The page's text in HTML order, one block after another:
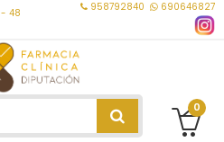
48
958792840 690646827
0